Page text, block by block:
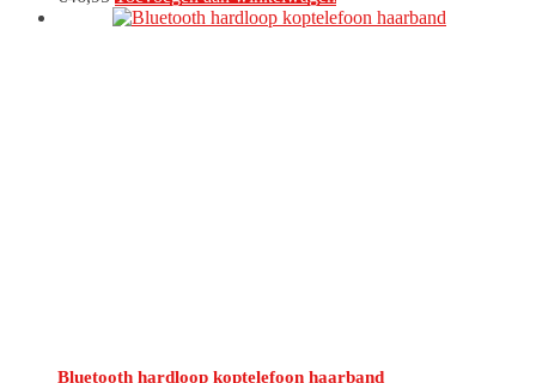
Bluetooth hardloop koptelefoon haarband